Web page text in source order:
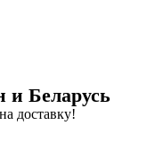
и Беларусь
доставку!